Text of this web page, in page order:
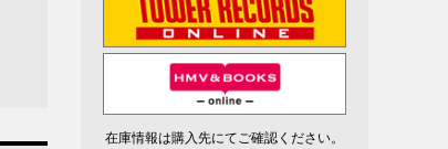
在庫情報は購入先にてご確認ください。